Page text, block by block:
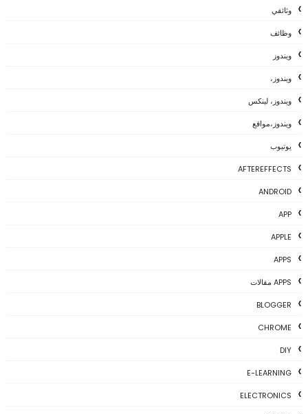
وثائقي
وظائف
ويندوز
ويندوز،
ويندوز، لينكس
ويندوز،مواقع
يوتيوب
AFTEREFFECTS
ANDROID
APP
APPLE
APPS
APPS مقالات
BLOGGER
CHROME
DIY
E-LEARNING
ELECTRONICS